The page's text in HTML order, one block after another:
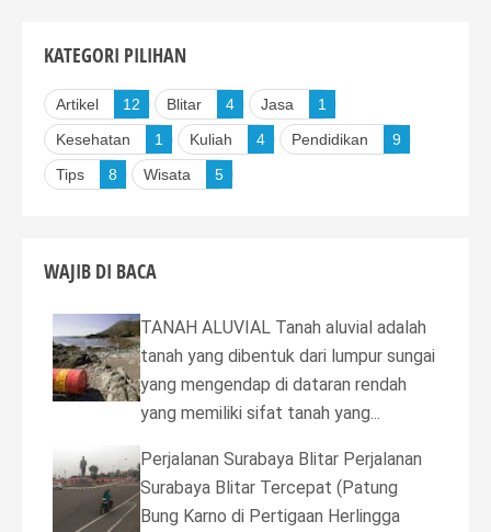
KATEGORI PILIHAN
Artikel 12 Blitar 4 Jasa
1
Kesehatan
1 Kuliah 4 Pendidikan
9
Tips
8 Wisata 5
WAJIB DI BACA
TANAH ALUVIAL Tanah aluvial adalah
tanah yang dibentuk dari lumpur sungai
yang mengendap di dataran rendah
yang memiliki sifat tanah yang...
Perjalanan Surabaya Blitar Perjalanan
Surabaya Blitar Tercepat (Patung
Bung Karno di Pertigaan Herlingga